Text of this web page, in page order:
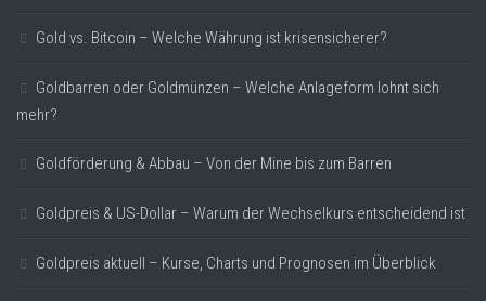
Gold vs. Bitcoin – Welche Währung ist krisensicherer?
Goldbarren oder Goldmünzen – Welche Anlageform lohnt sich
mehr?
Goldförderung & Abbau – Von der Mine bis zum Barren
Goldpreis & US-Dollar – Warum der Wechselkurs entscheidend ist
Goldpreis aktuell – Kurse, Charts und Prognosen im Überblick